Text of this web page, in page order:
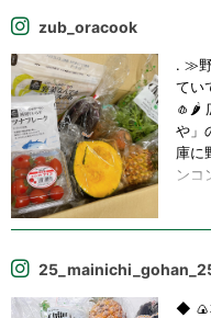
が、
ぼー
zub_oracook
. ≫野菜アヒージョ 残業続きでヘロヘロになっ
てい
🧄🌶️ 広告でよく出てくる「らでいっしゅぼー
や」
庫に
ンコ
じ
いけ
◆ 🍙